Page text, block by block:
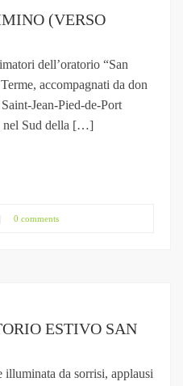
(VERSO
dell’oratorio “San
accompagnati da don
Jean-Pied-de-Port
nel Sud della […]
0 comments
ESTIVO SAN
illuminata da sorrisi, applausi